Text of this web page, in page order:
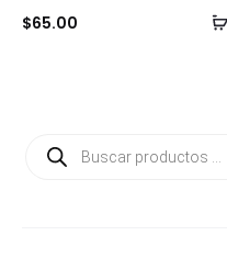
$65.00
Búsqueda
de